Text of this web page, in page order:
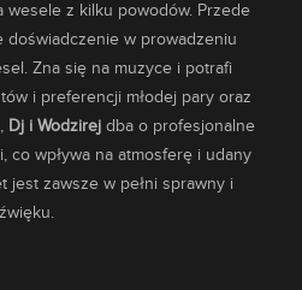
z kilku powodów. Przede
doświadczenie w prowadzeniu
Zna się na muzyce i potrafi
i preferencji młodej pary oraz
Dj i Wodzirej dba o profesjonalne
co wpływa na atmosferę i udany
jest zawsze w pełni sprawny i